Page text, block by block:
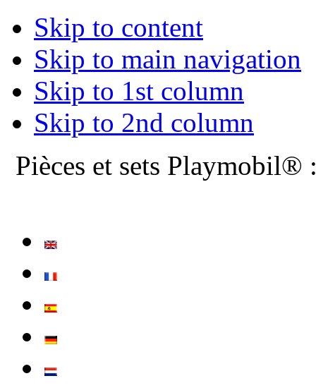
Skip to content
Skip to main navigation
Skip to 1st column
Skip to 2nd column
Pièces et sets Playmobil®